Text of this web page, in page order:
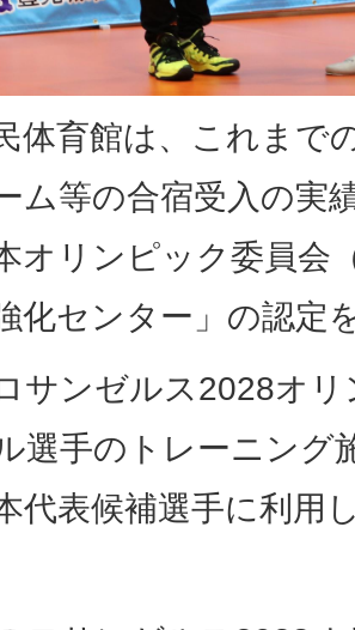
体育館は、これまで
ム等の合宿受入の実
オリンピック委員会
化センター」の認定
サンゼルス2028オ
選手のトレーニング
代表候補選手に利用